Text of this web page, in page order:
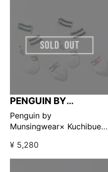
PENGUIN BY
MUNSINGWEAR
Penguin by
Munsingwear× Kuchibue
ックス 【GO/LOOK!限定販
売】
¥ 5,280